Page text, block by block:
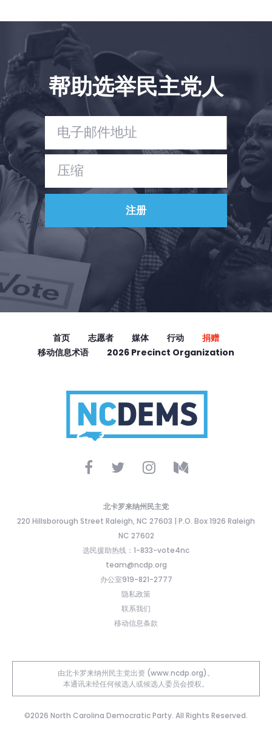
帮助选举民主党人
首页 志愿者 媒体 行动
捐赠
移动信息术语
2026 Precinct Organization
北卡罗来纳州民主党
220 Hillsborough Street Raleigh, NC 27603 | P.O. Box 1926 Raleigh
NC 27602
选民援助热线：1-833-vote4nc
team@ncdp.org
办公室919-821-2777
隐私政策
联系我们
移动信息条款
由北卡罗来纳州民主党出资 (www.ncdp.org)。
本通讯未经任何候选人或候选人委员会授权。
©2026 North Carolina Democratic Party. All Rights Reserved.